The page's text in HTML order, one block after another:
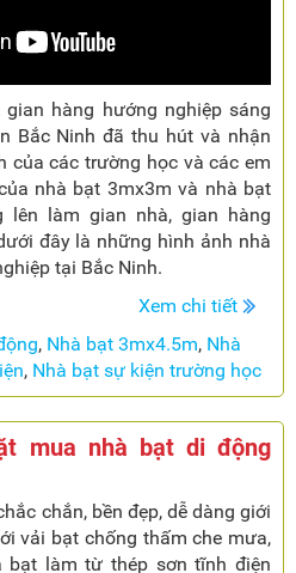
hàng hướng nghiệp sáng
Bắc Ninh đã thu hút và nhận
của các trường học và các em
nhà bạt 3mx3m và nhà bạt
lên làm gian nhà, gian hàng
đây là những hình ảnh nhà
tại Bắc Ninh.
Xem chi tiết
, Nhà bạt 3mx4.5m, Nhà
, Nhà bạt sự kiện trường học
mua nhà bạt di động
chắn, bền đẹp, dễ dàng giới
vải bạt chống thấm che mưa,
bạt làm từ thép sơn tĩnh điện